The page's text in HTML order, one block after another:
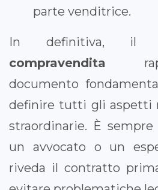
parte venditrice.
In definitiva, il
compravendita
documento
definire tutti gli aspetti
straordinarie. È
un avvocato o un
riveda il contratto